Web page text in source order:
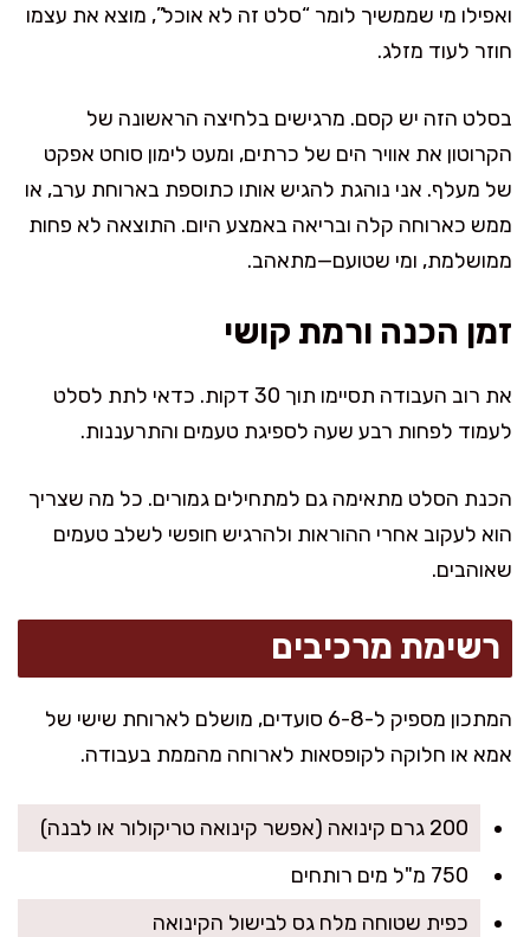
ואפילו מי שממשיך לומר “סלט זה לא אוכל”, מוצא את עצמו
חוזר לעוד מזלג.
בסלט הזה יש קסם. מרגישים בלחיצה הראשונה של
הקרוטון את אוויר הים של כרתים, ומעט לימון סוחט אפקט
של מעלף. אני נוהגת להגיש אותו כתוספת בארוחת ערב, או
ממש כארוחה קלה ובריאה באמצע היום. התוצאה לא פחות
ממושלמת, ומי שטועם—מתאהב.
זמן הכנה ורמת קושי
את רוב העבודה תסיימו תוך 30 דקות. כדאי לתת לסלט
לעמוד לפחות רבע שעה לספיגת טעמים והתרעננות.
הכנת הסלט מתאימה גם למתחילים גמורים. כל מה שצריך
הוא לעקוב אחרי ההוראות ולהרגיש חופשי לשלב טעמים
שאוהבים.
רשימת מרכיבים
המתכון מספיק ל-6-8 סועדים, מושלם לארוחת שישי של
אמא או חלוקה לקופסאות לארוחה מהממת בעבודה.
200 גרם קינואה (אפשר קינואה טריקולור או לבנה)
750 מ"ל מים רותחים
כפית שטוחה מלח גס לבישול הקינואה